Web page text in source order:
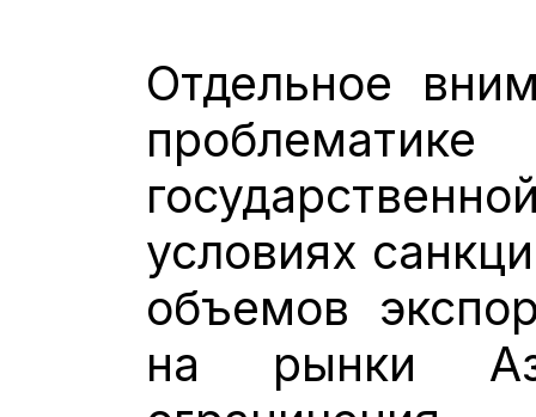
Отдельное
условиях
объемов
на рынки